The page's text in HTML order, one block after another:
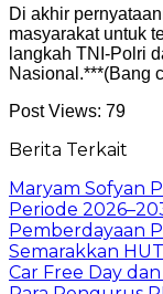
Di akhir
masyarakat untuk
langkah TNI-Polri
Nasional.***(Bang
Post Views: 79
Berita Terkait
Maryam Sofyan
Periode
Pemberdayaan
Semarakkan
Car Free Day